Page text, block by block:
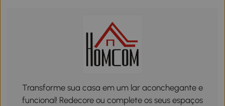
Transforme sua casa em um lar aconchegante e
funcional! Redecore ou complete os seus espaços